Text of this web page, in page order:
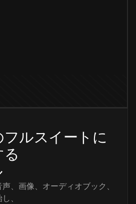
フルスイートに
、画像、オーディオブック、
、